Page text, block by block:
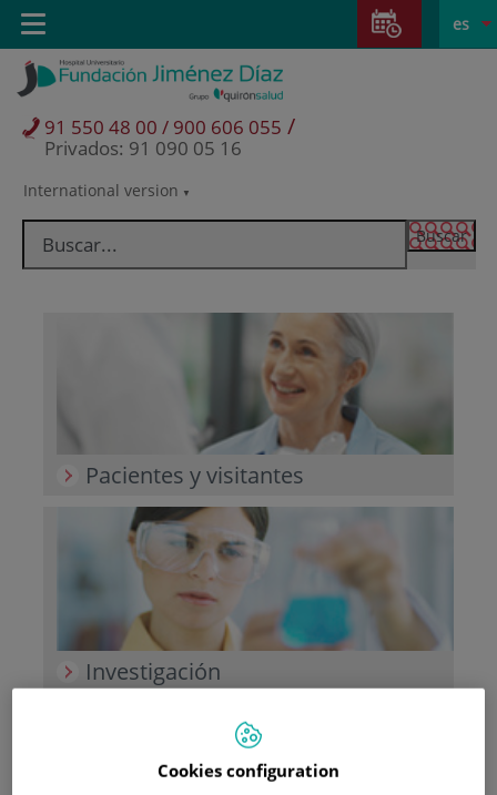
Saltar al contenido
Saltar
contenido
Selector
idioma
activo
es
International version
91 550 48 00 / 900 606 055 /
Privados: 91 090 05 16
Toggle
navigation
Pacientes y visitantes
Investigación
Cookies configuration